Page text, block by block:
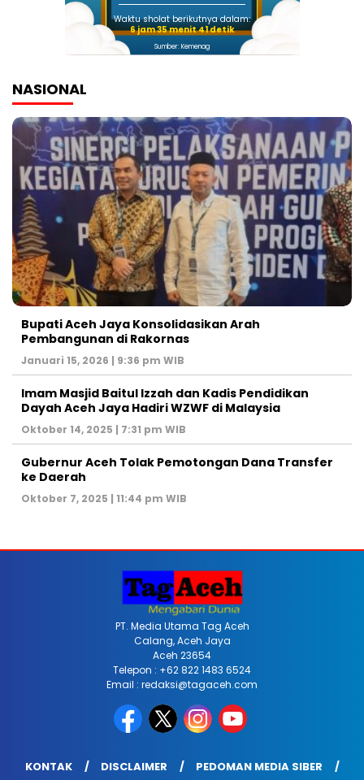
Waktu sholat berikutnya dalam:
6 jam 35 menit 40 detik
Sumber: Kemenag
NASIONAL
Bupati Aceh Jaya Konsolidasikan Arah
Pembangunan di Rakornas
Januari 15, 2026 | 9:36 pm WIB
Imam Masjid Baitul Izzah dan Kadis Pendidikan
Dayah Aceh Jaya Hadiri WZWF di Malaysia
Oktober 14, 2025 | 7:31 pm WIB
Gubernur Aceh Tolak Pemotongan Dana Transfer
ke Daerah
Oktober 7, 2025 | 11:44 pm WIB
PT. Media Utama Tag Aceh
Calang, Aceh Jaya
Aceh 23654
Telepon : +62 822 1483 6524
Email : redaksi@tagaceh.com
KONTAK DISCLAIMER PEDOMAN MEDIA SIBER